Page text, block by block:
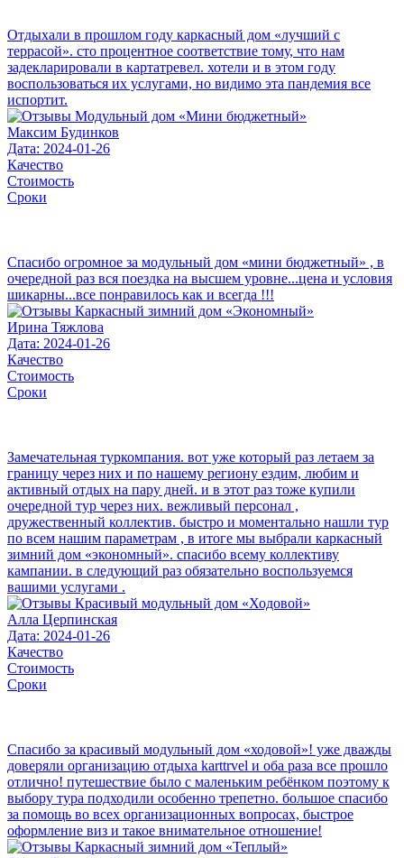
Отдыхали в прошлом году каркасный дом «лучший с
террасой». сто процентное соответствие тому, что нам
задекларировали в картатревел. хотели и в этом году
воспользоваться их услугами, но видимо эта пандемия все
испортит.
Максим Будинков
Дата: 2024-01-26
Качество
Стоимость
Сроки
Спасибо огромное за модульный дом «мини бюджетный» , в
очередной раз вся поездка на высшем уровне...цена и условия
шикарны...все понравилось как и всегда !!!
Ирина Тяжлова
Дата: 2024-01-26
Качество
Стоимость
Сроки
Замечательная туркомпания. вот уже который раз летаем за
границу через них и по нашему региону ездим, любим и
активный отдых на пару дней. и в этот раз тоже купили
очередной тур через них. вежливый персонал ,
дружественный коллектив. быстро и моментально нашли тур
по всем нашим параметрам , в итоге мы выбрали каркасный
зимний дом «экономный». спасибо всему коллективу
кампании. в следующий раз обязательно воспользуемся
вашими услугами .
Алла Церпинская
Дата: 2024-01-26
Качество
Стоимость
Сроки
Спасибо за красивый модульный дом «ходовой»! уже дважды
доверяли организацию отдыха karttrvel и оба раза все прошло
отлично! путешествие было с маленьким ребёнком поэтому к
выбору тура подходили особенно трепетно. большое спасибо
за помощь во всех организационных вопросах, быстрое
оформление виз и такое внимательное отношение!